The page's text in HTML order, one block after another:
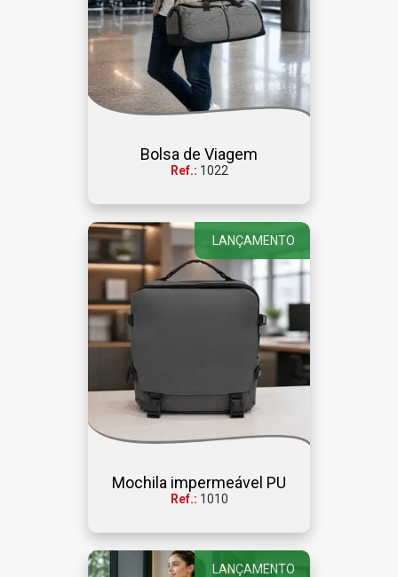
Bolsa de Viagem
Ref.: 1022
LANÇAMENTO
Mochila impermeável PU
Ref.: 1010
LANÇAMENTO